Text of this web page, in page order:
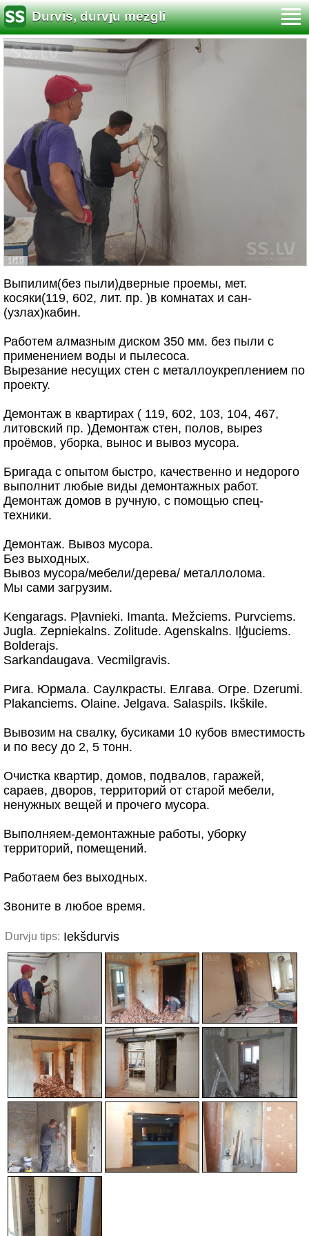
Durvis, durvju mezgli
1/10
Выпилим(без пыли)дверные проемы, мет.
косяки(119, 602, лит. пр. )в комнатах и сан-
(узлах)кабин.
Работем алмазным диском 350 мм. без пыли с
применением воды и пылесоса.
Вырезание несущих стен с металлоукреплением по
проекту.
Демонтаж в квартирах ( 119, 602, 103, 104, 467,
литовский пр. )Демонтаж стен, полов, вырез
проёмов, уборкa, вынос и вывоз мусора.
Бригада с опытом быстро, качественно и недорого
выполнит любые виды демонтажных работ.
Демонтаж домов в ручную, с помощью спец-
техники.
Демонтаж. Вывоз мусора.
Без выходных.
Вывоз мусора/мебели/дерева/ металлолома.
Мы сами загрузим.
Kengarags. Pļavnieki. Imanta. Mežciems. Purvciems.
Jugla. Zepniekalns. Zolitude. Agenskalns. Iļģuciems.
Bolderajs.
Sarkandaugava. Vecmilgravis.
Рига. Юрмала. Саулкрасты. Елгава. Огре. Dzerumi.
Plakanciems. Olaine. Jelgava. Salaspils. Ikškile.
Вывозим на свалку, бусиками 10 кубов вместимость
и по весу до 2, 5 тонн.
Очистка квартир, домов, подвалов, гаражей,
сараев, дворов, территорий от старой мебели,
ненужных вещей и прочего мусора.
Выполняем-демонтажные работы, уборку
территорий, помещений.
Работаем без выходных.
Звоните в любое время.
Durvju tips: Iekšdurvis